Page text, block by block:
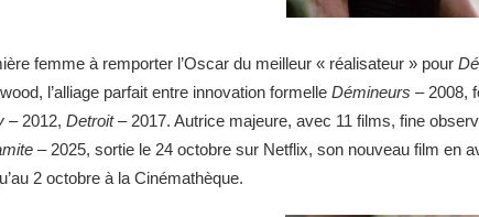
femme à remporter l’Oscar du meilleur « réalisateur » pour
l’alliage parfait entre innovation formelle Démineurs – 2008,
– 2012, Detroit –2017. Autrice majeure, avec 11 films, fine
– 2025, sortie le 24 octobre sur Netflix, son nouveau film en
2 octobre à la Cinémathèque.